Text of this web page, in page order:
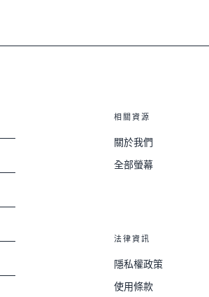
相關資源
關於我們
全部螢幕
法律資訊
隱私權政策
使用條款